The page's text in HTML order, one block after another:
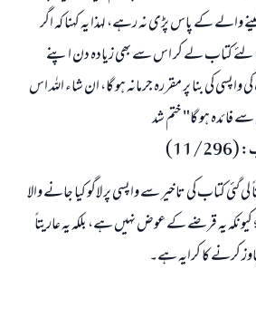
والے کے پاس پڑی نہ رہے، لہذا یہ کہنا کہ اگر
لئے کتاب لے کر اس سے بھی زیادہ دن اپنے
کی بنا پر مقررہ جرمانہ ہو گا، ان شاء اللہ اس
فائدہ ہو گا" ختم شد
296)
گئی کتاب کی تاخیر سے واپسی پر لاگو کیا جانے والا
یہ قرضے کے عوض نہیں ہے، بلکہ یہ عاریتاً
کرنے کا کرایہ ہے۔